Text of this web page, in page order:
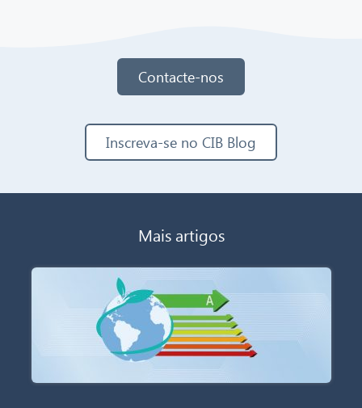
Contacte-nos
Inscreva-se no CIB Blog
Mais artigos